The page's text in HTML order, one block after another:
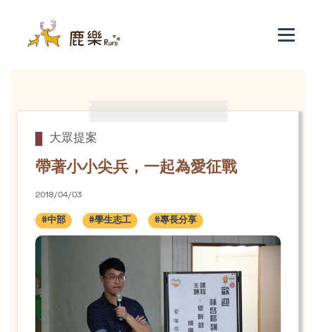
大眾提案
帶著小小尖兵，一起為愛征戰
2018/04/03
#中部 #學生志工 #專長分享